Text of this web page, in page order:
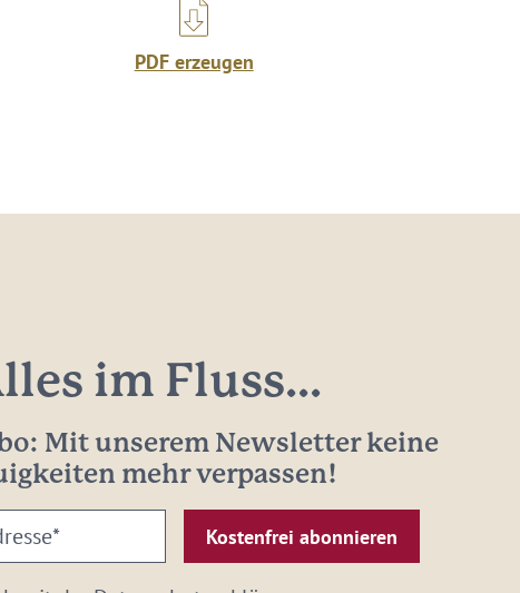
PDF erzeugen
im Fluss...
Mit unserem Newsletter keine
mehr verpassen!